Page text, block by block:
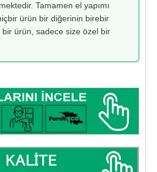
Tamamen el yapımı
ürün bir diğerinin birebir
bir ürün, sadece size özel bir